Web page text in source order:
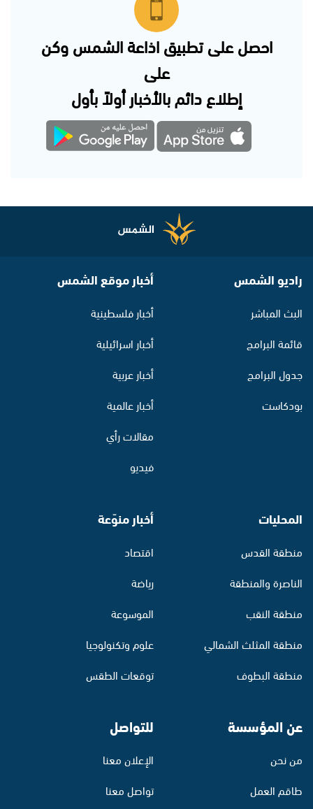
احصل على تطبيق اذاعة الشمس وكن
على
إطلاع دائم بالأخبار أولاً بأول
راديو الشمس
البث المباشر
قائمة البرامج
جدول البرامج
بودكاست
أخبار موقع الشمس
أخبار فلسطينية
أخبار اسرائيلية
أخبار عربية
أخبار عالمية
مقالات رأي
فيديو
المحليات
منطقة القدس
الناصرة والمنطقة
منطقة النقب
منطقة المثلث الشمالي
منطقة البطوف
أخبار منوّعة
اقتصاد
رياضة
الموسوعة
علوم وتكنولوجيا
توقعات الطقس
عن المؤسسة
من نحن
طاقم العمل
للتواصل
الإعلان معنا
تواصل معنا